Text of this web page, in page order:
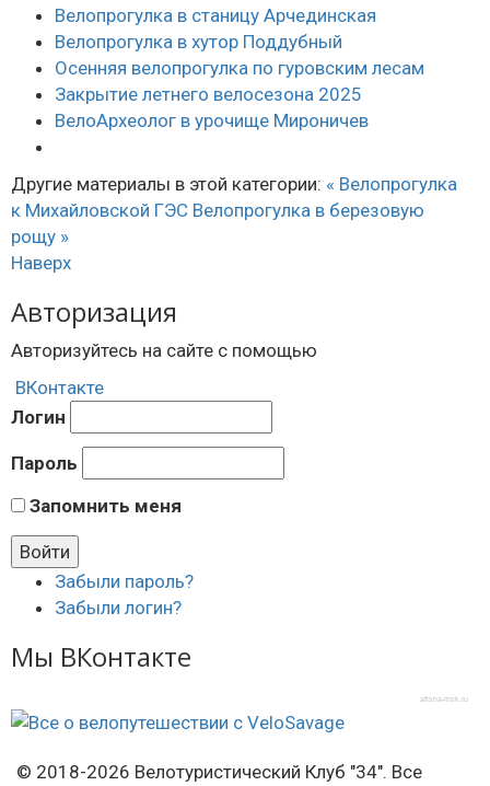
Велопрогулка в станицу Арчединская
Велопрогулка в хутор Поддубный
Осенняя велопрогулка по гуровским лесам
Закрытие летнего велосезона 2025
ВелоАрхеолог в урочище Мироничев
Другие материалы в этой категории: « Велопрогулка
к Михайловской ГЭС Велопрогулка в березовую
рощу »
Наверх
Авторизация
Авторизуйтесь на сайте с помощью
ВКонтакте
Логин
Пароль
Запомнить меня
Забыли пароль?
Забыли логин?
Мы ВКонтакте
afisha-msk.ru
© 2018-2026 Велотуристический Клуб "34". Все